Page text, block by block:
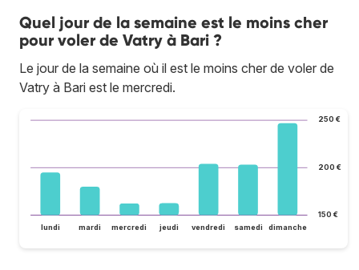
Quel jour de la semaine est le moins cher
pour voler de Vatry à Bari ?
Le jour de la semaine où il est le moins cher de voler de
Vatry à Bari est le mercredi.
150 €
200 €
250 €
lundi mardi mercredi jeudi vendredi samedi dimanche